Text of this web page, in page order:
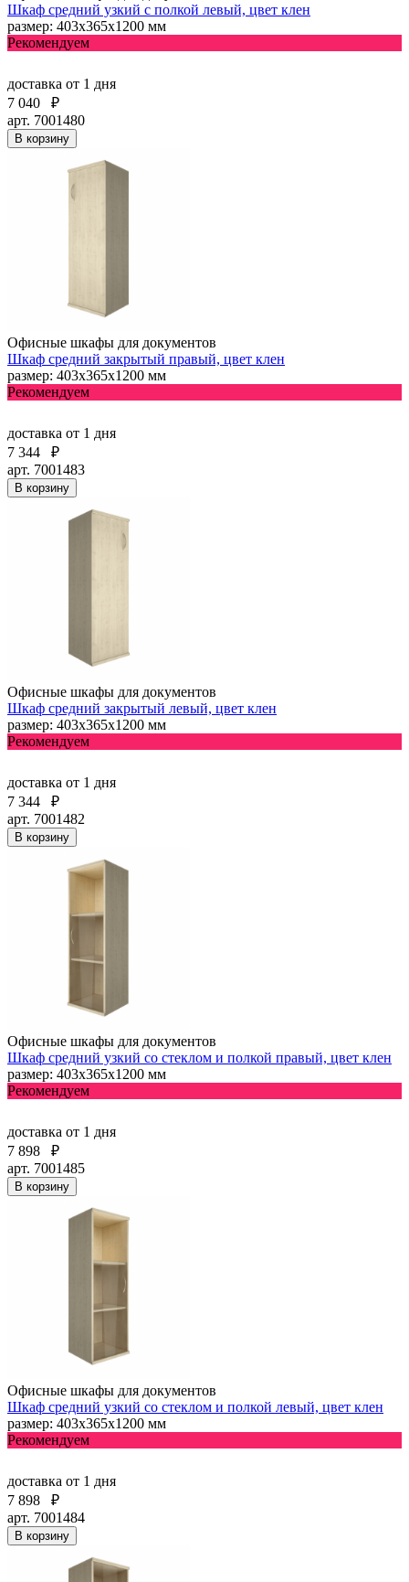
Шкаф средний узкий с полкой левый, цвет клен
размер: 403х365х1200 мм
Рекомендуем
доставка от 1 дня
7 040
₽
арт. 7001480
В корзину
Офисные шкафы для документов
Шкаф средний закрытый правый, цвет клен
размер: 403х365х1200 мм
Рекомендуем
доставка от 1 дня
7 344
₽
арт. 7001483
В корзину
Офисные шкафы для документов
Шкаф средний закрытый левый, цвет клен
размер: 403х365х1200 мм
Рекомендуем
доставка от 1 дня
7 344
₽
арт. 7001482
В корзину
Офисные шкафы для документов
Шкаф средний узкий со стеклом и полкой правый, цвет клен
размер: 403х365х1200 мм
Рекомендуем
доставка от 1 дня
7 898
₽
арт. 7001485
В корзину
Офисные шкафы для документов
Шкаф средний узкий со стеклом и полкой левый, цвет клен
размер: 403х365х1200 мм
Рекомендуем
доставка от 1 дня
7 898
₽
арт. 7001484
В корзину